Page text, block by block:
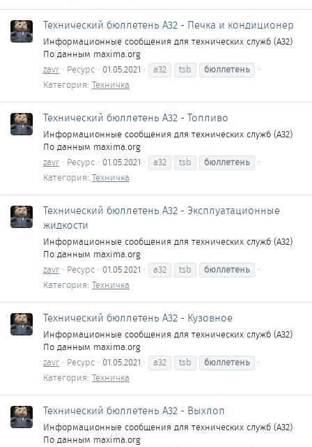
Технический бюллетень A32 - Печка и кондиционер
Информационные сообщения для технических служб (A32)
По данным maxima.org
zavr
Ресурс 01.05.2021 a32 tsb
бюллетень
Категория: Техничка
Технический бюллетень A32 - Топливо
Информационные сообщения для технических служб (A32)
По данным maxima.org
zavr
Ресурс 01.05.2021 a32 tsb
бюллетень
Категория: Техничка
Технический бюллетень A32 - Эксплуатационные
жидкости
Информационные сообщения для технических служб (A32)
По данным maxima.org
zavr
Ресурс 01.05.2021 a32 tsb
бюллетень
Категория: Техничка
Технический бюллетень A32 - Кузовное
Информационные сообщения для технических служб (A32)
По данным maxima.org
zavr
Ресурс 01.05.2021 a32 tsb
бюллетень
Категория: Техничка
Технический бюллетень A32 - Выхлоп
Информационные сообщения для технических служб (A32)
По данным maxima.org